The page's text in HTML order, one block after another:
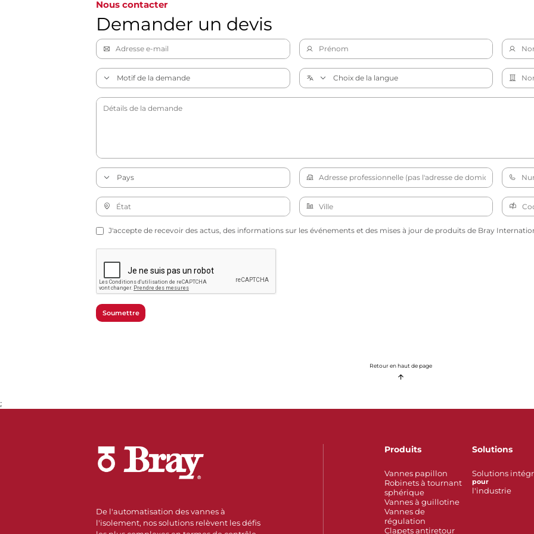
Nous contacter
Demander un devis
J'accepte de recevoir des actus, des informations sur les événements et des mises à jour de produits de Bray
Soumettre
Retour en haut de page
;
De l'automatisation des vannes à
l'isolement, nos solutions relèvent les défis
Produits
Vannes papillon
Robinets à tournant
sphérique
Vannes à guillotine
Vannes de
régulation
Clapets antiretour
Solutions
Solutions
pour
l'industrie